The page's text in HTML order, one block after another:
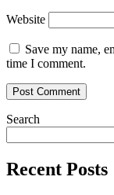
Website
Save my name,
time I comment.
Search
Recent Posts